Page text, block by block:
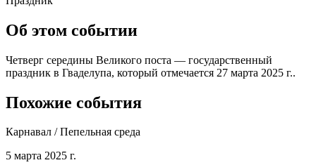
Об этом событии
Четверг середины Великого поста — государственный
праздник в Гваделупа, который отмечается 27 марта 2025 г..
Похожие события
Карнавал / Пепельная среда
5 марта 2025 г.